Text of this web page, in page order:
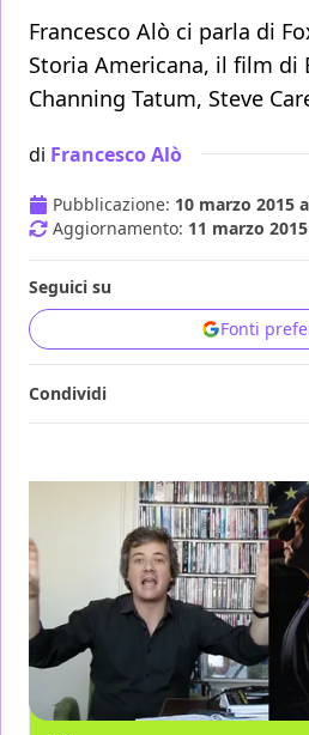
Francesco Alò ci parla di
Storia Americana, il film di
Channing Tatum, Steve
di Francesco Alò
Pubblicazione: 10 marzo 2015
Aggiornamento: 11 marzo
Seguici su
Fonti
Condividi